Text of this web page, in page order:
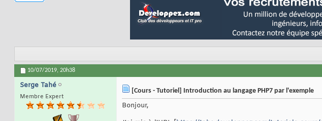
10/07/2019, 20h38
Serge Tahé
Membre Expert
[Cours - Tutoriel] Introduction au langage PHP7 par l'exemple
Bonjour,